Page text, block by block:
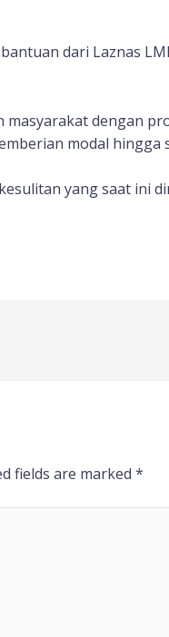
dari Laznas
dengan
modal hingga
yang saat ini
fields are marked *